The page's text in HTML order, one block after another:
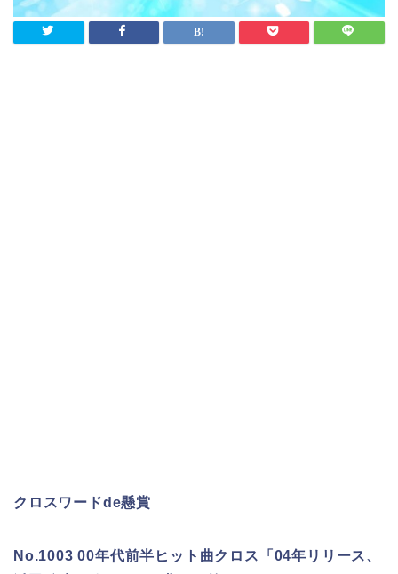
クロスワードde懸賞
No.1003 00年代前半ヒット曲クロス「04年リリース、